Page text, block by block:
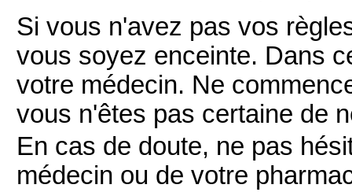
Si vous n'avez pas vos
vous soyez enceinte. Dans
votre médecin. Ne
vous n'êtes pas certaine de
En cas de doute, ne pas
médecin ou de votre